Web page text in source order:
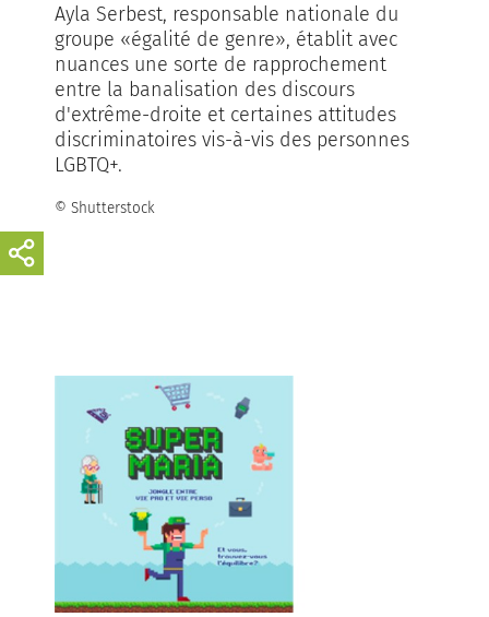
Ayla Serbest, responsable nationale du
groupe «égalité de genre», établit avec
nuances une sorte de rapprochement
entre la banalisation des discours
d'extrême-droite et certaines attitudes
discriminatoires vis-à-vis des personnes
LGBTQ+.
© Shutterstock